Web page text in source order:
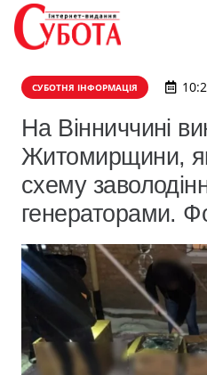
СУБОТНЯ ІНФОРМАЦІЯ
На Вінниччині
Житомирщини,
схему
генераторами.